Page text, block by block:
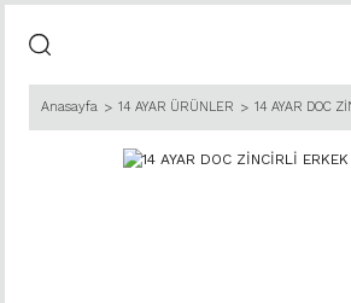
Anasayfa 14 AYAR ÜRÜNLER 14 AYAR DOC